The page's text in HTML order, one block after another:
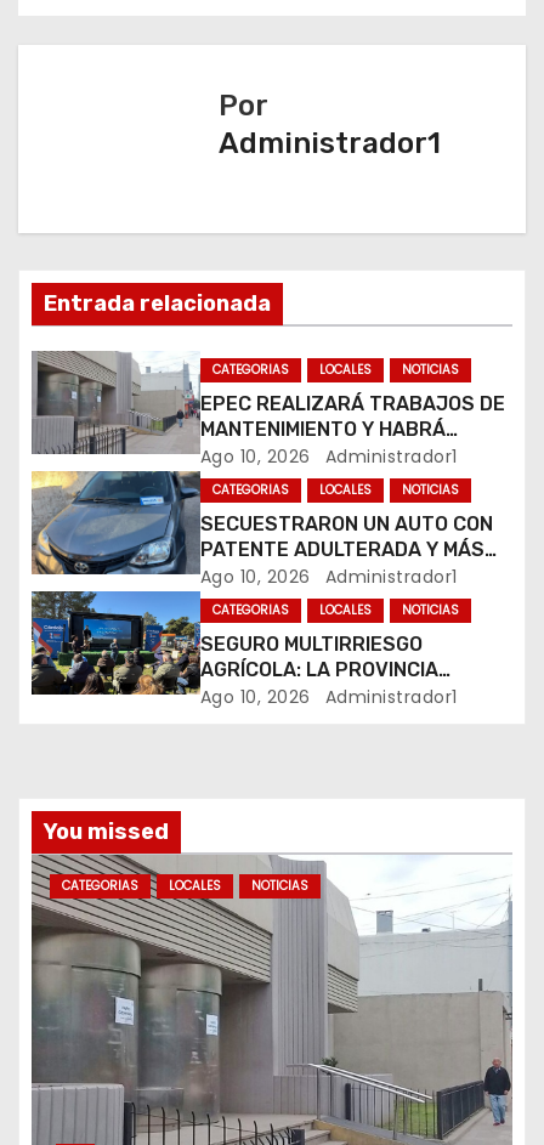
g
n
d
e
e
n
t
r
a
s
Por
Administrador1
Entrada relacionada
CATEGORIAS LOCALES NOTICIAS
EPEC REALIZARÁ TRABAJOS DE
MANTENIMIENTO Y HABRÁ
CORTES DE LUZ EN DISTINTOS
SECTORES DE RÍO CUARTO
Ago 10, 2026 Administrador1
CATEGORIAS LOCALES NOTICIAS
SECUESTRARON UN AUTO CON
PATENTE ADULTERADA Y MÁS
DE 20 MOTOS DURANTE LOS
OPERATIVOS DEL FIN DE
SEMANA
Ago 10, 2026 Administrador1
CATEGORIAS LOCALES NOTICIAS
SEGURO MULTIRRIESGO
AGRÍCOLA: LA PROVINCIA
ENTREGÓ INDEMNIZACIONES A
Ago 10, 2026 Administrador1
You missed
CATEGORIAS LOCALES NOTICIAS